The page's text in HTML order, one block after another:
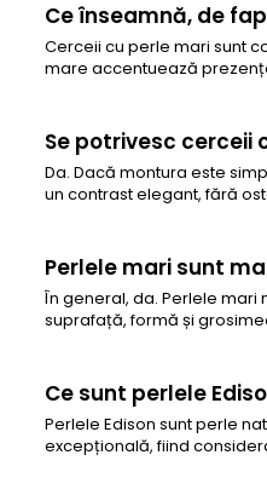
Ce înseamnă, de
Cerceii cu perle mari sunt
mare accentuează
Se potrivesc cerceii
Da. Dacă montura este
un contrast elegant, fără
Perlele mari sunt
În general, da. Perlele
suprafață, formă și
Ce sunt perlele
Perlele Edison sunt perle
excepțională, fiind